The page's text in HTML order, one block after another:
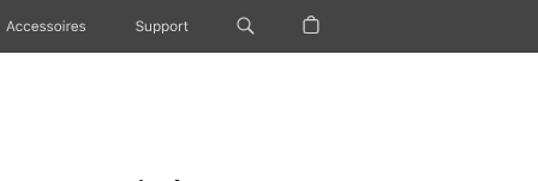
Accessoires Support